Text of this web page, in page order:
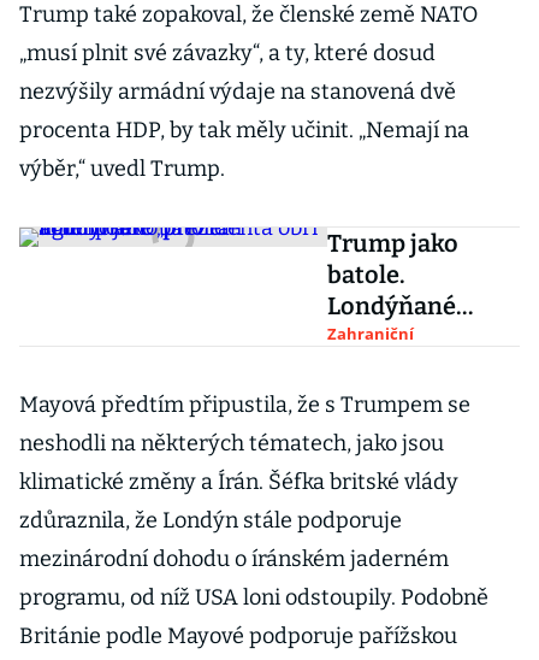
Trump také zopakoval, že členské země NATO
„musí plnit své závazky“, a ty, které dosud
nezvýšily armádní výdaje na stanovená dvě
procenta HDP, by tak měly učinit. „Nemají na
výběr,“ uvedl Trump.
Trump jako
batole.
Londýňané
„přivítali“
prezidenta obří
figurínou
Zahraniční
Mayová předtím připustila, že s Trumpem se
neshodli na některých tématech, jako jsou
klimatické změny a Írán. Šéfka britské vlády
zdůraznila, že Londýn stále podporuje
mezinárodní dohodu o íránském jaderném
programu, od níž USA loni odstoupily. Podobně
Británie podle Mayové podporuje pařížskou